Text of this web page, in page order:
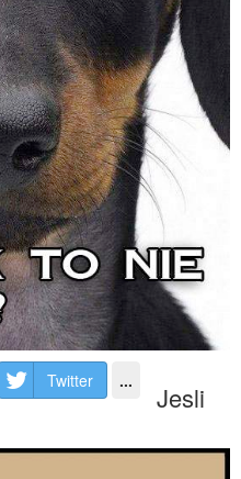
Twitter ... Jesli